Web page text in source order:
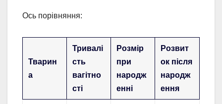
Ось порівняння:
Тварин
а
Тривалі
сть
вагітно
сті
Розмір
при
народж
енні
Розвит
ок після
народж
ення